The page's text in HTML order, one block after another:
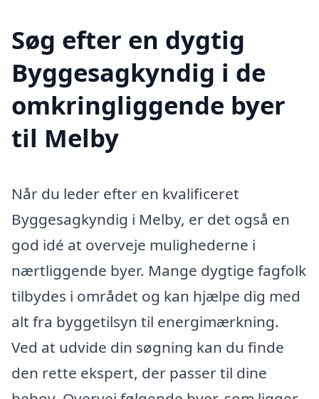
Søg efter en dygtig
Byggesagkyndig i de
omkringliggende byer
til Melby
Når du leder efter en kvalificeret
Byggesagkyndig i Melby, er det også en
god idé at overveje mulighederne i
nærtliggende byer. Mange dygtige fagfolk
tilbydes i området og kan hjælpe dig med
alt fra byggetilsyn til energimærkning.
Ved at udvide din søgning kan du finde
den rette ekspert, der passer til dine